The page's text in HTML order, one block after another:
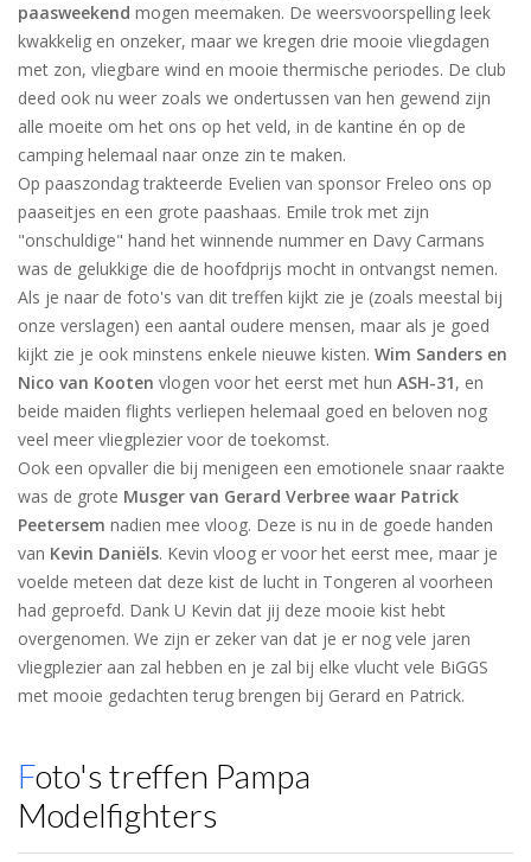
paasweekend mogen meemaken. De weersvoorspelling leek
kwakkelig en onzeker, maar we kregen drie mooie vliegdagen
met zon, vliegbare wind en mooie thermische periodes. De club
deed ook nu weer zoals we ondertussen van hen gewend zijn
alle moeite om het ons op het veld, in de kantine én op de
camping helemaal naar onze zin te maken.
Op paaszondag trakteerde Evelien van sponsor Freleo ons op
paaseitjes en een grote paashaas. Emile trok met zijn
"onschuldige" hand het winnende nummer en Davy Carmans
was de gelukkige die de hoofdprijs mocht in ontvangst nemen.
Als je naar de foto's van dit treffen kijkt zie je (zoals meestal bij
onze verslagen) een aantal oudere mensen, maar als je goed
kijkt zie je ook minstens enkele nieuwe kisten. Wim Sanders en
Nico van Kooten vlogen voor het eerst met hun ASH-31, en
beide maiden flights verliepen helemaal goed en beloven nog
veel meer vliegplezier voor de toekomst.
Ook een opvaller die bij menigeen een emotionele snaar raakte
was de grote Musger van Gerard Verbree waar Patrick
Peetersem nadien mee vloog. Deze is nu in de goede handen
van Kevin Daniëls. Kevin vloog er voor het eerst mee, maar je
voelde meteen dat deze kist de lucht in Tongeren al voorheen
had geproefd. Dank U Kevin dat jij deze mooie kist hebt
overgenomen. We zijn er zeker van dat je er nog vele jaren
vliegplezier aan zal hebben en je zal bij elke vlucht vele BiGGS
met mooie gedachten terug brengen bij Gerard en Patrick.
Foto's treffen Pampa
Modelfighters